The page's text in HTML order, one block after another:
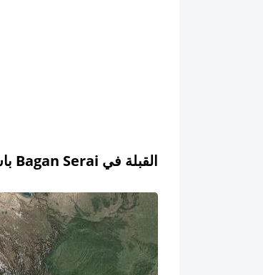
القبلة في Bagan Serai باستخدام الخريطة